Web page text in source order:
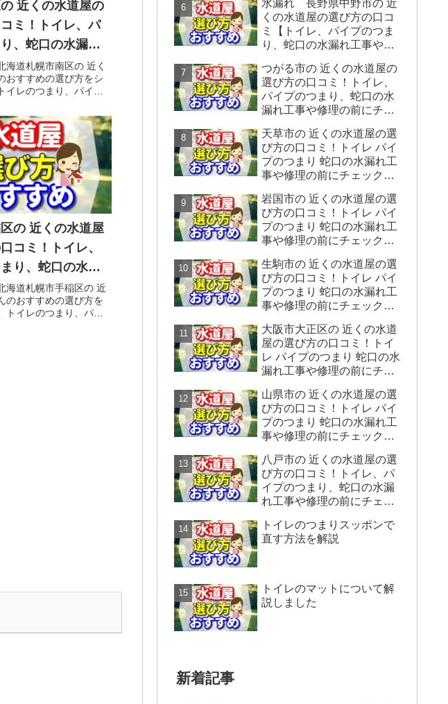
近くの水道屋の
ミ！トイレ、パ
、蛇口の水漏れ
前にチェックす
アします。
海道札幌市南区の 近く
おすすめの選び方をシ
イレのつまり、パイプ
ヒビ割れ部分から水漏
ルで、焦ってポストに
の水道屋さんに慌て...
の 近くの水道屋
コミ！トイレ、
り、蛇口の水漏
の前にチェック
ェアします。
海道札幌市手稲区の 近
のおすすめの選び方を
トイレのつまり、パイ
す。
水漏れ 長野県中野市の 近
くの水道屋の選び方の口コ
ミ【トイレ、パイプのつま
り、蛇口の水漏れ工事や修
をシェアします】
つがる市の 近くの水道屋の
選び方の口コミ！トイレ、
パイプのつまり、蛇口の水
漏れ工事や修理の前にチェ
す。
天草市の 近くの水道屋の選
び方の口コミ！トイレ パイ
プのつまり 蛇口の水漏れ工
事や修理の前にチェックす
岩国市の 近くの水道屋の選
び方の口コミ！トイレ パイ
プのつまり 蛇口の水漏れ工
事や修理の前にチェックす
生駒市の 近くの水道屋の選
び方の口コミ！トイレ パイ
プのつまり 蛇口の水漏れ工
事や修理の前にチェックす
大阪市大正区の 近くの水道
屋の選び方の口コミ！トイ
レ パイプのつまり 蛇口の水
漏れ工事や修理の前にチェ
す。
山県市の 近くの水道屋の選
び方の口コミ！トイレ パイ
プのつまり 蛇口の水漏れ工
事や修理の前にチェックす
八戸市の 近くの水道屋の選
び方の口コミ！トイレ、パ
イプのつまり、蛇口の水漏
れ工事や修理の前にチェッ
す。
トイレのつまりスッポンで
直す方法を解説
トイレのマットについて解
説しました
新着記事